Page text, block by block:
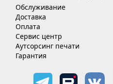
Обслуживание
Доставка
Оплата
Сервис центр
Аутсорсинг печати
Гарантия